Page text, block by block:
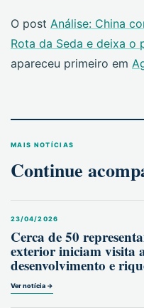
O post Análise: China
Rota da Seda e deixa o
apareceu primeiro em
MAIS NOTÍCIAS
Continue
23/04/2026
Cerca de 50
exterior iniciam visita
desenvolvimento e
Ver notícia →